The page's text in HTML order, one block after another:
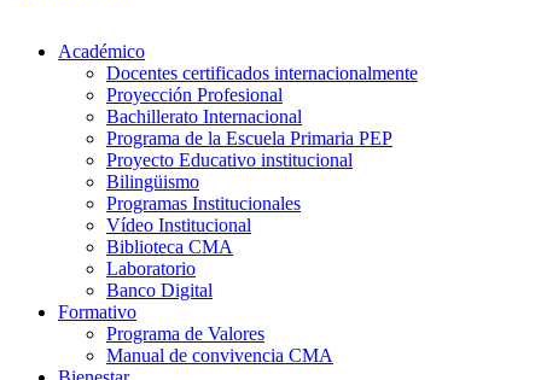
Académico
Docentes certificados internacionalmente
Proyección Profesional
Bachillerato Internacional
Programa de la Escuela Primaria PEP
Proyecto Educativo institucional
Bilingüismo
Programas Institucionales
Vídeo Institucional
Biblioteca CMA
Laboratorio
Banco Digital
Formativo
Programa de Valores
Manual de convivencia CMA